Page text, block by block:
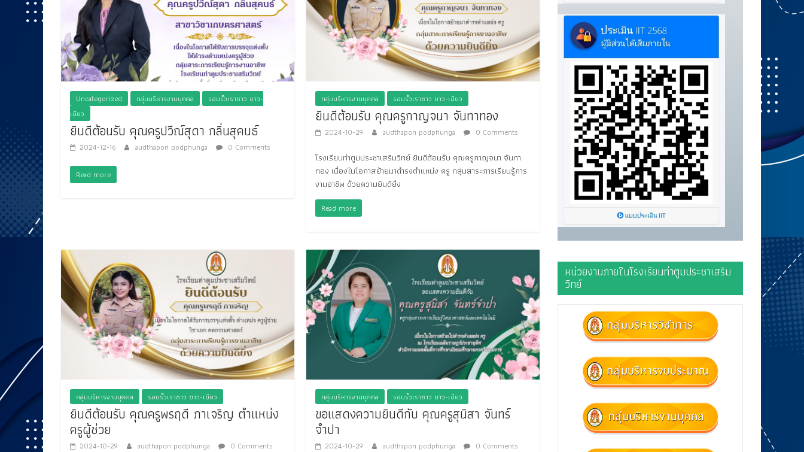
Uncategorized กลุ่มบริหารงานบุคคล
รอบรั้วเราชาว ขาว-
เขียว
ยินดีต้อนรับ คุณครูปวีณ์สุดา กลิ่นสุคนธ์
2024-12-16 audthapon podphunga 0 Comments
Read more
กลุ่มบริหารงานบุคคล รอบรั้วเราชาว ขาว-เขียว
ยินดีต้อนรับ คุณครูกาญจนา จันทาทอง
2024-10-29 audthapon podphunga 0 Comments
โรงเรียนท่าตูมประชาเสริมวิทย์ ยินดีต้อนรับ คุณครูกาญจนา จันทา
ทอง เนื่องในโอกาสย้ายมาดำรงตำแหน่ง ครู กลุ่มสาระการเรียนรู้การ
งานอาชีพ ด้วยความยินดียิ่ง
Read more
กลุ่มบริหารงานบุคคล รอบรั้วเราชาว ขาว-เขียว
ยินดีต้อนรับ คุณครูพรฤดี ภาเจริญ ตำแหน่ง
ครูผู้ช่วย
2024-10-29 audthapon podphunga 0 Comments
กลุ่มบริหารงานบุคคล รอบรั้วเราชาว ขาว-เขียว
ขอแสดงความยินดีกับ คุณครูสุนิสา จันทร์
จำปา
2024-10-29 audthapon podphunga 0 Comments
หน่วยงานภายในโรงเรียนท่าตูมประชาเสริม
วิทย์